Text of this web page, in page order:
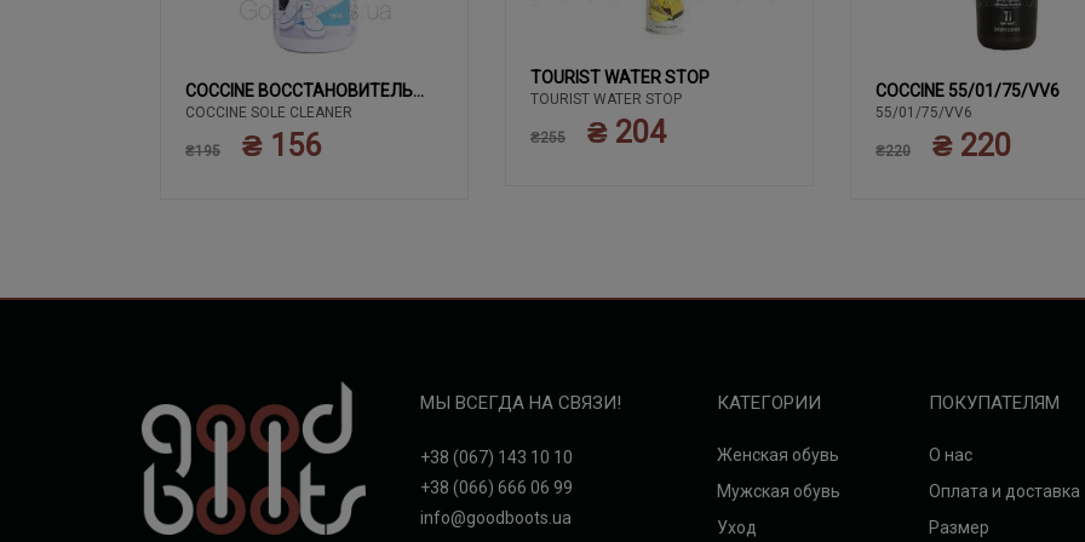
COCCINE ВОССТАНОВИТЕЛЬ
БЕЛОГО
COCCINE SOLE CLEANER
₴195 ₴ 156
TOURIST WATER STOP
TOURIST WATER STOP
₴255 ₴ 204
COCCINE 55/01/75/VV6
55/01/75/VV6
₴220 ₴ 220
МЫ ВСЕГДА НА СВЯЗИ!
+38 (067) 143 10 10
+38 (066) 666 06 99
info@goodboots.ua
КАТЕГОРИИ
Женская обувь
Мужская обувь
Уход
ПОКУПАТЕЛЯМ
О нас
Оплата и доставка
Размер